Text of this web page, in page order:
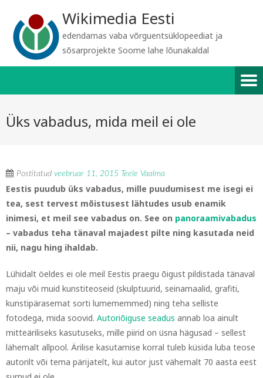
Wikimedia Eesti
edendamas vaba võrguentsüklopeediat ja
sõsarprojekte Soome lahe lõunakaldal
Üks vabadus, mida meil ei ole
Postitatud veebruar 11, 2015 Teele Vaalma
Eestis puudub üks vabadus, mille puudumisest me isegi ei
tea, sest tervest mõistusest lähtudes usub enamik
inimesi, et meil see vabadus on. See on panoraamivabadus
– vabadus teha tänaval majadest pilte ning kasutada neid
nii, nagu hing ihaldab.
Lühidalt öeldes ei ole meil Eestis praegu õigust pildistada tänaval
maju või muid kunstiteoseid (skulptuurid, seinamaalid, grafiti,
kunstipärasemat sorti lumememmed) ning teha selliste
fotodega, mida soovid. Autoriõiguse seadus annab loa ainult
mitteäriliseks kasutuseks, mille piirid on üsna hägusad – sellest
lähemalt allpool. Ärilise kasutamise korral tuleb küsida luba teose
autorilt või tema pärijatelt, kui autor just vähemalt 70 aasta eest